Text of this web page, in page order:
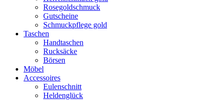
Rosegoldschmuck
Gutscheine
Schmuckpflege gold
Taschen
Handtaschen
Rucksäcke
Börsen
Möbel
Accessoires
Eulenschnitt
Heldenglück